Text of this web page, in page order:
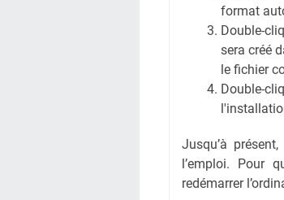
format
Double-
sera créé
le fichier
Double-
Jusqu’à
l’emploi. Pour
redémarrer